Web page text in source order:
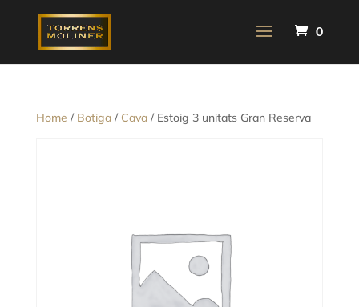
0
Home / Botiga/ Cava/ Estoig 3 unitats Gran Reserva